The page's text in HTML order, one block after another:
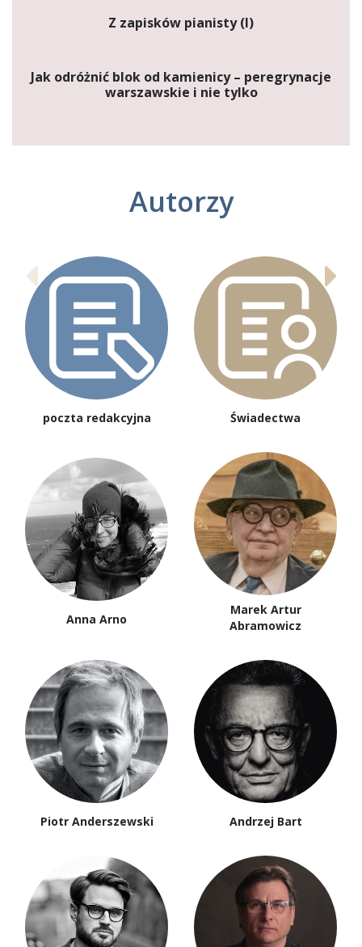
Z zapisków pianisty (I)
Jak odróżnić blok od kamienicy – peregrynacje
warszawskie i nie tylko
Autorzy
poczta redakcyjna Świadectwa
Anna Arno
Marek Artur
Abramowicz
Piotr Anderszewski Andrzej Bart